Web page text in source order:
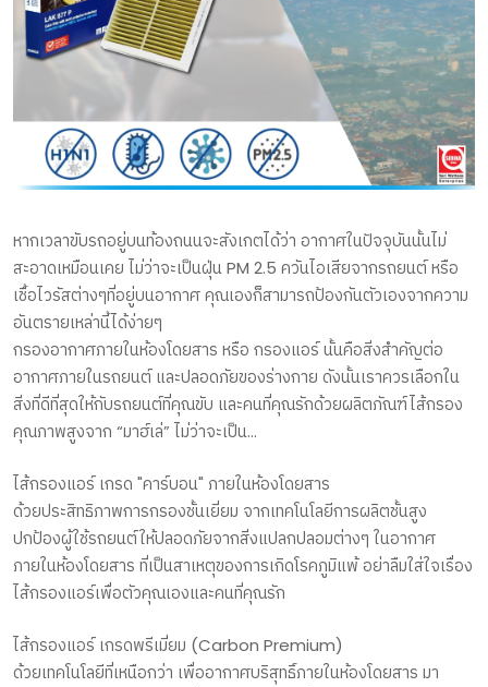
หากเวลาขับรถอยู่บนท้องถนนจะสังเกตได้ว่า อากาศในปัจจุบันนั้นไม่
สะอาดเหมือนเคย ไม่ว่าจะเป็นฝุ่น PM 2.5 ควันไอเสียจากรถยนต์ หรือ
เชื้อไวรัสต่างๆที่อยู่บนอากาศ คุณเองก็สามารถป้องกันตัวเองจากความ
อันตรายเหล่านี้ได้ง่ายๆ
กรองอากาศภายในห้องโดยสาร หรือ กรองแอร์ นั้นคือสิ่งสำคัญต่อ
อากาศภายในรถยนต์ และปลอดภัยของร่างกาย ดังนั้นเราควรเลือกใน
สิ่งที่ดีที่สุดให้กับรถยนต์ที่คุณขับ และคนที่คุณรักด้วยผลิตภัณฑ์ไส้กรอง
คุณภาพสูงจาก “มาฮ์เล่” ไม่ว่าจะเป็น...
ไส้กรองแอร์ เกรด "คาร์บอน" ภายในห้องโดยสาร
ด้วยประสิทธิภาพการกรองชั้นเยี่ยม จากเทคโนโลยีการผลิตชั้นสูง
ปกป้องผู้ใช้รถยนต์ให้ปลอดภัยจากสิ่งแปลกปลอมต่างๆ ในอากาศ
ภายในห้องโดยสาร ที่เป็นสาเหตุของการเกิดโรคภูมิแพ้ อย่าลืมใส่ใจเรื่อง
ไส้กรองแอร์เพื่อตัวคุณเองและคนที่คุณรัก
ไส้กรองแอร์ เกรดพรีเมี่ยม (Carbon Premium)
ด้วยเทคโนโลยีที่เหนือกว่า เพื่ออากาศบริสุทธิ์ภายในห้องโดยสาร มา